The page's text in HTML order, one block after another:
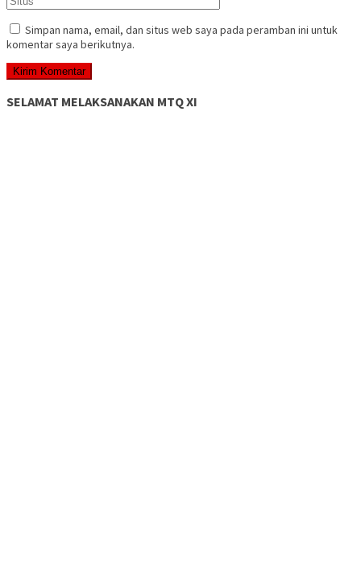
Simpan nama, email, dan situs web saya pada peramban ini untuk
komentar saya berikutnya.
SELAMAT MELAKSANAKAN MTQ XI